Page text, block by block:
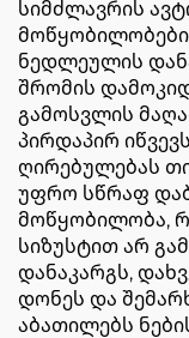
სიმძლავრის
ნედლეულის
შრომის
გამოსვლის
პირდაპირ
ღირებულებას
უფრო სწრაფ
მოწყობილობა,
სიზუსტით არ
დანაკარგს,
დონეს და
აბათილებს